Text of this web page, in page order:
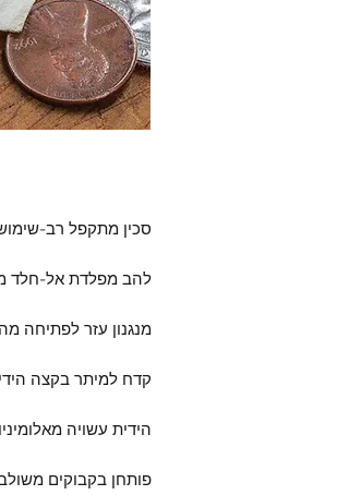
סכין מתקפל רב-
להב מפלדת אל-חלד
מנגנון עזר לפתיחה
קדח למיתר בקצה
הידית עשויה
פותחן בקבוקים